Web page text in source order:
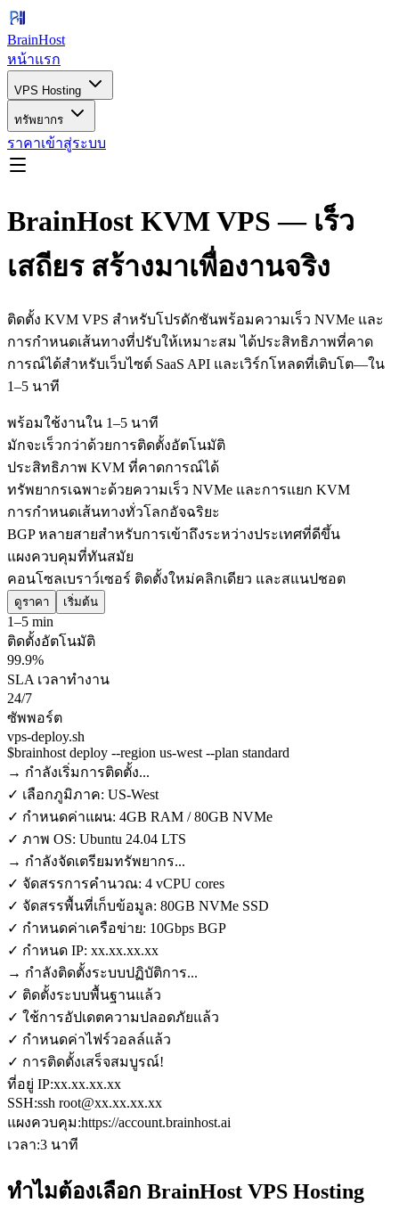
BrainHost
หน้าแรก
VPS Hosting
ทรัพยากร
ราคาเข้าสู่ระบบ
BrainHost KVM VPS — เร็ว
เสถียร สร้างมาเพื่องานจริง
ติดตั้ง KVM VPS สำหรับโปรดักชันพร้อมความเร็ว NVMe และ
การกำหนดเส้นทางที่ปรับให้เหมาะสม ได้ประสิทธิภาพที่คาด
การณ์ได้สำหรับเว็บไซต์ SaaS API และเวิร์กโหลดที่เติบโต—ใน
1–5 นาที
พร้อมใช้งานใน 1–5 นาที
มักจะเร็วกว่าด้วยการติดตั้งอัตโนมัติ
ประสิทธิภาพ KVM ที่คาดการณ์ได้
ทรัพยากรเฉพาะด้วยความเร็ว NVMe และการแยก KVM
การกำหนดเส้นทางทั่วโลกอัจฉริยะ
BGP หลายสายสำหรับการเข้าถึงระหว่างประเทศที่ดีขึ้น
แผงควบคุมที่ทันสมัย
คอนโซลเบราว์เซอร์ ติดตั้งใหม่คลิกเดียว และสแนปชอต
ดูราคา เริ่มต้น
1–5 min
ติดตั้งอัตโนมัติ
99.9%
SLA เวลาทำงาน
24/7
ซัพพอร์ต
vps-deploy.sh
$brainhost deploy --region us-west --plan standard
→ กำลังเริ่มการติดตั้ง...
✓ เลือกภูมิภาค: US-West
✓ กำหนดค่าแผน: 4GB RAM / 80GB NVMe
✓ ภาพ OS: Ubuntu 24.04 LTS
→ กำลังจัดเตรียมทรัพยากร...
✓ จัดสรรการคำนวณ: 4 vCPU cores
✓ จัดสรรพื้นที่เก็บข้อมูล: 80GB NVMe SSD
✓ กำหนดค่าเครือข่าย: 10Gbps BGP
✓ กำหนด IP: xx.xx.xx.xx
→ กำลังติดตั้งระบบปฏิบัติการ...
✓ ติดตั้งระบบพื้นฐานแล้ว
✓ ใช้การอัปเดตความปลอดภัยแล้ว
✓ กำหนดค่าไฟร์วอลล์แล้ว
✓ การติดตั้งเสร็จสมบูรณ์!
ที่อยู่ IP:xx.xx.xx.xx
SSH:ssh root@xx.xx.xx.xx
แผงควบคุม:https://account.brainhost.ai
เวลา:3 นาที
ทำไมต้องเลือก BrainHost VPS Hosting